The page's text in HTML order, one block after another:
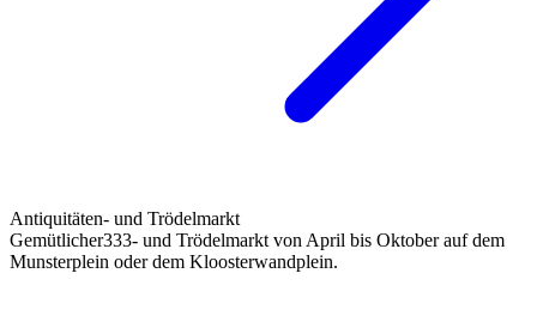
Antiquitäten- und Trödelmarkt
Gemütlicher333- und Trödelmarkt von April bis Oktober auf dem
Munsterplein oder dem Kloosterwandplein.